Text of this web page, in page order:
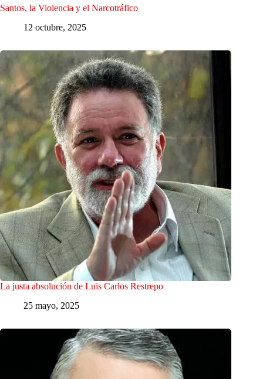
Santos, la Violencia y el Narcotráfico
12 octubre, 2025
La justa absolución de Luis Carlos Restrepo
25 mayo, 2025